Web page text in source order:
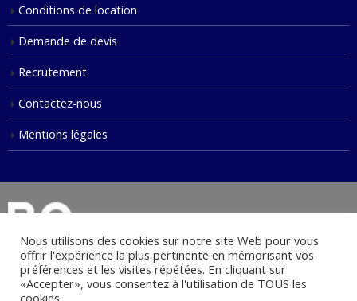
Conditions de location
Demande de devis
Recrutement
Contactez-nous
Mentions légales
© Copyright 2021. Tous droits réservés.
Nous utilisons des cookies sur notre site Web pour vous
offrir l'expérience la plus pertinente en mémorisant vos
préférences et les visites répétées. En cliquant sur
«Accepter», vous consentez à l'utilisation de TOUS les
cookies.